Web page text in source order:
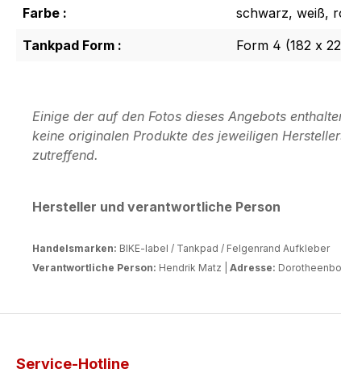
Farbe :
schwarz, weiß,
Tankpad Form :
Form 4 (182 x
Einige der auf den Fotos dieses Angebots
keine originalen Produkte des jeweiligen
zutreffend.
Hersteller und verantwortliche Person
Handelsmarken: BIKE-label / Tankpad / Felgenrand Aufkleber
Verantwortliche Person: Hendrik Matz | Adresse:
Service-Hotline